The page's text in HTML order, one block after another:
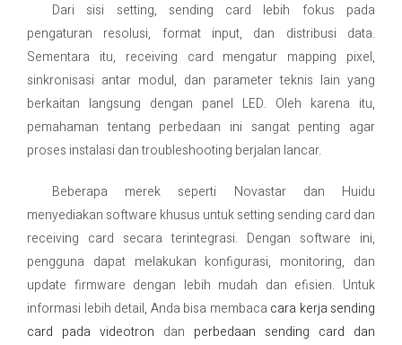
Dari sisi setting, sending card lebih fokus pada
pengaturan resolusi, format input, dan distribusi data.
Sementara itu, receiving card mengatur mapping pixel,
sinkronisasi antar modul, dan parameter teknis lain yang
berkaitan langsung dengan panel LED. Oleh karena itu,
pemahaman tentang perbedaan ini sangat penting agar
proses instalasi dan troubleshooting berjalan lancar.
Beberapa merek seperti Novastar dan Huidu
menyediakan software khusus untuk setting sending card dan
receiving card secara terintegrasi. Dengan software ini,
pengguna dapat melakukan konfigurasi, monitoring, dan
update firmware dengan lebih mudah dan efisien. Untuk
informasi lebih detail, Anda bisa membaca cara kerja sending
card pada videotron dan perbedaan sending card dan